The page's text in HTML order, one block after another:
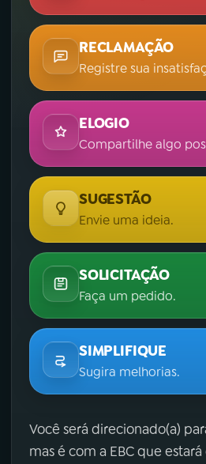
RECLAMAÇÃO
Registre sua
ELOGIO
Compartilhe algo
SUGESTÃO
Envie uma ideia.
SOLICITAÇÃO
Faça um pedido.
SIMPLIFIQUE
Sugira melhorias.
Você será direcionado(a)
mas é com a EBC que